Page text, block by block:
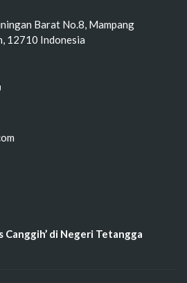
Barat No.8, Mampang
12710 Indonesia
Canggih’ di Negeri Tetangga